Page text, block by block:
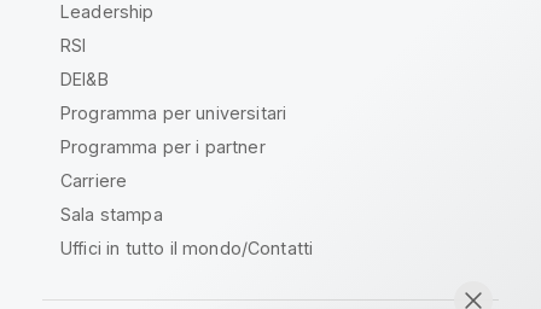
Leadership
RSI
DEI&B
Programma per universitari
Programma per i partner
Carriere
Sala stampa
Uffici in tutto il mondo/Contatti